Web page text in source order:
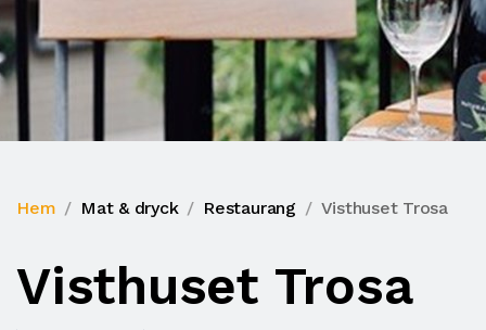
Hem Mat & dryck Restaurang Visthuset Trosa
Visthuset Trosa